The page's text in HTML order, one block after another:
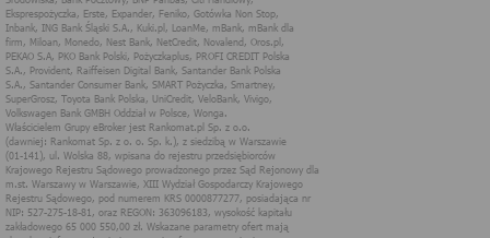
k.)
Rankomat.pl Sp. z o.o. (dawniej: Rankomat Sp. z o. o. Sp. k.), z
siedzibą w Warszawie (01-141), ul. Wolska 88, wpisana do rejestru
przedsiębiorców Krajowego Rejestru Sądowego prowadzonego
przez Sąd Rejonowy dla m.st. Warszawy w Warszawie, XIII
Wydział Gospodarczy Krajowego Rejestru Sądowego, pod
numerem KRS 0000877277, posiadająca nr NIP: 527-275-18-81,
oraz REGON: 363096183, zwana dalej "Rankomat" wykorzystuje
na swoich stronach internetowych technologię "cookies".
Zasady wykorzystania informacji dostarczonych przez
użytkownika w ramach technologii cookies w trakcie korzystania
ze stron internetowych i Rankomat określa niniejszy dokument.